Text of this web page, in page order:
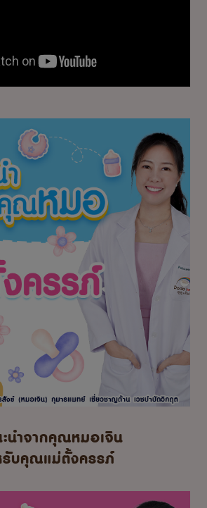
นำจากคุณหมอเจิน
รับคุณแม่ตั้งครรภ์